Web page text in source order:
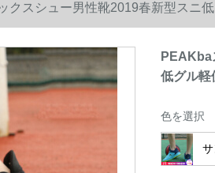
クスシュー男性靴2019春新型スニ
PEAKba
低グル軽
色を選択